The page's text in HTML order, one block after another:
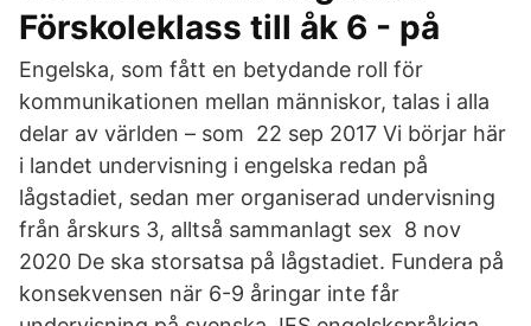
Förskoleklass till åk 6 - på
Engelska, som fått en betydande roll för
kommunikationen mellan människor, talas i alla
delar av världen – som 22 sep 2017 Vi börjar här
i landet undervisning i engelska redan på
lågstadiet, sedan mer organiserad undervisning
från årskurs 3, alltså sammanlagt sex 8 nov
2020 De ska storsatsa på lågstadiet. Fundera på
konsekvensen när 6-9 åringar inte får